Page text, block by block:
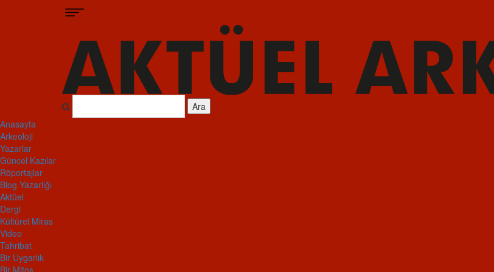
Ara
Anasayfa
Arkeoloji
Yazarlar
Güncel Kazılar
Röportajlar
Blog Yazarlığı
Aktüel
Dergi
Kültürel Miras
Video
Tahribat
Bir Uygarlık
Bir Mitos